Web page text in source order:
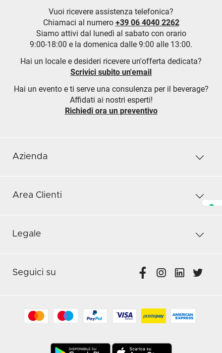
Vuoi ricevere assistenza telefonica?
Chiamaci al numero +39 06 4040 2262
Siamo attivi dal lunedì al sabato con orario
9:00-18:00 e la domenica dalle 9:00 alle 13:00.
Hai un locale e desideri ricevere un'offerta dedicata?
Scrivici subito un'email
Hai un evento e ti serve una consulenza per il beverage?
Affidati ai nostri esperti!
Richiedi ora un preventivo
Azienda
Area Clienti
Legale
Seguici su